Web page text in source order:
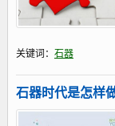
关键词： 石器
石器时代是怎样